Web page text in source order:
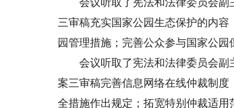
会议听取了宪法和法律委员会副
三审稿充实国家公园生态保护的内
园管理措施；完善公众参与国家公园
会议听取了宪法和法律委员会副
案三审稿完善信息网络在线仲裁制
全措施作出规定；拓宽特别仲裁适用